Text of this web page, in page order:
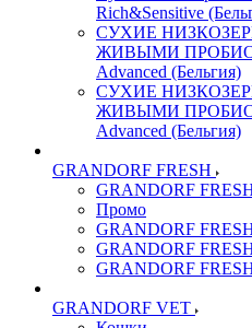
Rich&Sensitive
СУХИЕ
ЖИВЫМИ
Advanced (Бельгия)
СУХИЕ
ЖИВЫМИ
Advanced (Бельгия)
GRANDORF FRESH
GRANDORF
Промо
GRANDORF
GRANDORF
GRANDORF
GRANDORF VET